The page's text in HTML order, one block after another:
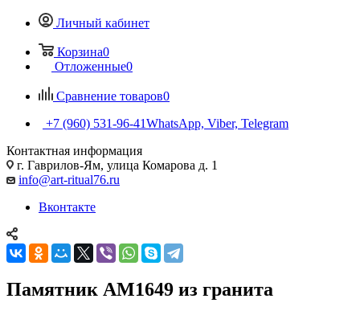
Личный кабинет
Корзина0
Отложенные0
Сравнение товаров0
+7 (960) 531-96-41WhatsApp, Viber, Telegram
Контактная информация
г. Гаврилов-Ям, улица Комарова д. 1
info@art-ritual76.ru
Вконтакте
Памятник AM1649 из гранита